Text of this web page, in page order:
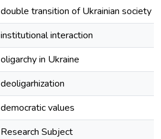
double transition of Ukrainian society
institutional interaction
oligarchy in Ukraine
deoligarhization
democratic values
Research Subject